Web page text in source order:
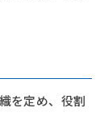
を定め、役割